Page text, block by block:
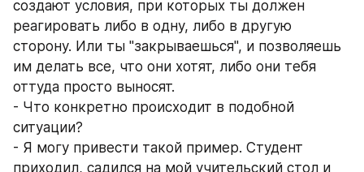
создают условия, при которых ты должен
реагировать либо в одну, либо в другую
сторону. Или ты "закрываешься", и позволяешь
им делать все, что они хотят, либо они тебя
оттуда просто выносят.
- Что конкретно происходит в подобной
ситуации?
- Я могу привести такой пример. Студент
приходил, садился на мой учительский стол и